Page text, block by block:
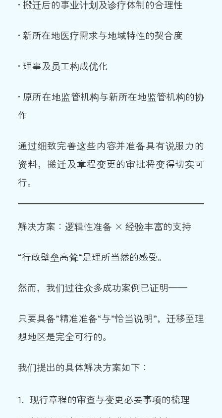
• 搬迁后的事业计划及诊疗体制的合理性
• 新所在地医疗需求与地域特性的契合度
• 理事及员工构成优化
• 原所在地监管机构与新所在地监管机构的协
作
通过细致完善这些内容并准备具有说服力的
资料，搬迁及章程变更的审批将变得切实可
行。
解决方案：逻辑性准备 × 经验丰富的支持
“行政壁垒高耸“是理所当然的感受。
然而，我们过往众多成功案例已证明——
只要具备”精准准备“与”恰当说明”，迁移至理
想地区是完全可行的。
我们提出的具体解决方案如下：
现行章程的审查与变更必要事项的梳理